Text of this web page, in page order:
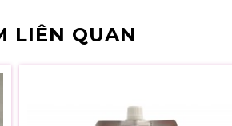
LIÊN QUAN